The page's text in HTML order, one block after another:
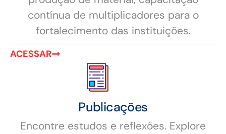
contínua de multiplicadores para o
fortalecimento das instituições.
ACESSAR
Publicações
Encontre estudos e reflexões. Explore